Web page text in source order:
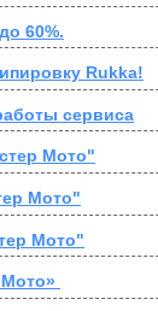
60%.
Rukka!
сервиса
Мото"
Мото"
Мото"